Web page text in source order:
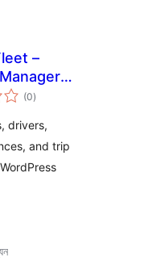
–
&
(0টা
মুঠ)
drivers,
and trip